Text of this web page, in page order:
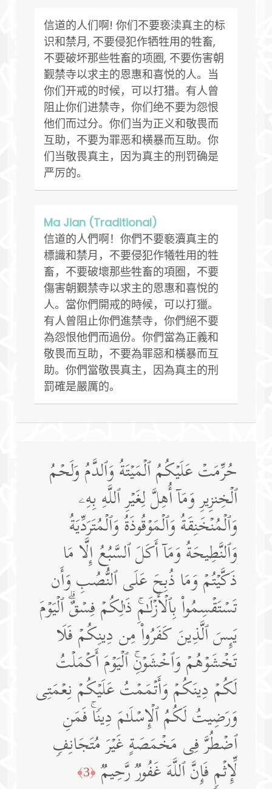
信道的人们啊! 你们不要亵渎真主的标
识和禁月, 不要侵犯作牺牲用的牲畜,
不要破坏那些牲畜的项圈, 不要伤害朝
觐禁寺以求主的恩惠和喜悦的人。当
你们开戒的时候，可以打猎。有人曾
阻止你们进禁寺，你们绝不要为怨恨
他们而过分。你们当为正义和敬畏而
互助，不要为罪恶和横暴而互助。你
们当敬畏真主，因为真主的刑罚确是
严厉的。
Ma Jian (Traditional)
信道的人們啊！你們不要褻瀆真主的
標識和禁月，不要侵犯作犧牲用的牲
畜，不要破壞那些牲畜的項圈，不要
傷害朝覲禁寺以求主的恩惠和喜悅的
人。當你們開戒的時候，可以打獵。
有人曾阻止你們進禁寺，你們絕不要
為怨恨他們而過份。你們當為正義和
敬畏而互助，不要為罪惡和橫暴而互
助。你們當敬畏真主，因為真主的刑
罰確是嚴厲的。
حُرِّمَتۡ عَلَیۡكُمُ ٱلۡمَیۡتَةُ وَٱلدَّمُ وَلَحۡمُ
ٱلۡخِنزِیرِ وَمَاۤ أُهِلَّ لِغَیۡرِ ٱللَّهِ بِهِۦ
وَٱلۡمُنۡخَنِقَةُ وَٱلۡمَوۡقُوذَةُ وَٱلۡمُتَرَدِّیَةُ
وَٱلنَّطِیحَةُ وَمَاۤ أَكَلَ ٱلسَّبُعُ إِلَّا مَا
ذَكَّیۡتُمۡ وَمَا ذُبِحَ عَلَى ٱلنُّصُبِ وَأَن
تَسۡتَقۡسِمُوا۟ بِٱلۡأَزۡلَـٰمِۚ ذَ ٰ⁠لِكُمۡ فِسۡقٌۗ ٱلۡیَوۡمَ
یَىِٕسَ ٱلَّذِینَ كَفَرُوا۟ مِن دِینِكُمۡ فَلَا
تَخۡشَوۡهُمۡ وَٱخۡشَوۡنِۚ ٱلۡیَوۡمَ أَكۡمَلۡتُ
لَكُمۡ دِینَكُمۡ وَأَتۡمَمۡتُ عَلَیۡكُمۡ نِعۡمَتِی
وَرَضِیتُ لَكُمُ ٱلۡإِسۡلَـٰمَ دِینࣰاۚ فَمَنِ
ٱضۡطُرَّ فِی مَخۡمَصَةٍ غَیۡرَ مُتَجَانِفࣲ
لِّإِثۡمࣲ فَإِنَّ ٱللَّهَ غَفُورࣱ رَّحِیمࣱ ﴿3﴾